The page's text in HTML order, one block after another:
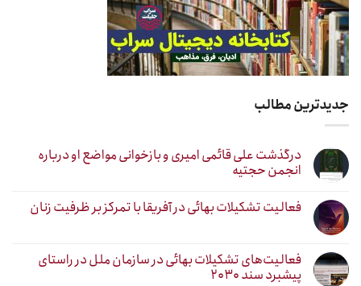
جدیدترین مطالب
درگذشت علی قائمی امیری و بازخوانی مواضع او درباره
انجمن حجتیه
فعالیت تشکیلات بهائی در آفریقا با تمرکز بر ظرفیت زنان
فعالیت‌های تشکیلات بهائی در سازمان ملل در راستای
پیشبرد سند ۲۰۳۰